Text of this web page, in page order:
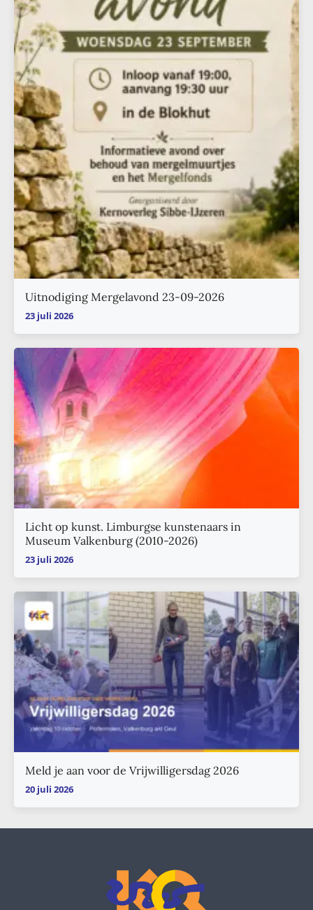
Uitnodiging Mergelavond 23-09-2026
23 juli 2026
Licht op kunst. Limburgse kunstenaars in
Museum Valkenburg (2010-2026)
23 juli 2026
Meld je aan voor de Vrijwilligersdag 2026
20 juli 2026